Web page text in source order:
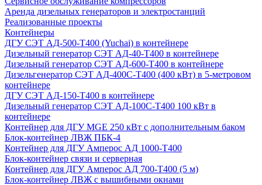
Аренда дизельных генераторов и электростанций
Реализованные проекты
Контейнеры
ДГУ СЭТ АД-500-Т400 (Yuchai) в контейнере
Дизельный генератор СЭТ АД-40-Т400 в контейнере
Дизельный генератор СЭТ АД-600-Т400 в контейнере
Дизельгенератор СЭТ АД-400С-Т400 (400 кВт) в 5-метровом
контейнере
ДГУ СЭТ АД-150-Т400 в контейнере
Дизельный генератор СЭТ АД-100С-Т400 100 кВт в
контейнере
Контейнер для ДГУ MGE 250 кВт с дополнительным баком
Блок-контейнер ЛВЖ ПБК-4
Контейнер для ДГУ Амперос АД 1000-Т400
Блок-контейнер связи и серверная
Контейнер для ДГУ Амперос АД 700-Т400 (5 м)
Блок-контейнер ЛВЖ с вышибными окнами